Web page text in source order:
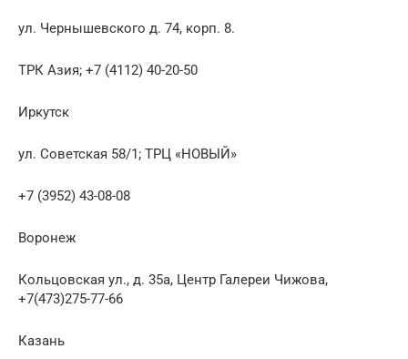
ул. Чернышевского д. 74, корп. 8.
ТРК Азия; +7 (4112) 40-20-50
Иркутск
ул. Советская 58/1; ТРЦ «НОВЫЙ»
+7 (3952) 43-08-08
Воронеж
Кольцовская ул., д. 35а, Центр Галереи Чижова,
+7(473)275-77-66
Казань